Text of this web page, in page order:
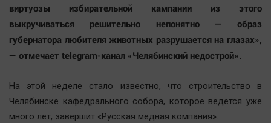
виртуозы избирательной кампании из этого
выкручиваться решительно непонятно — образ
губернатора любителя животных разрушается на глазах»,
— отмечает telegram-канал «Челябинский недострой».
На этой неделе стало известно, что строительство в
Челябинске кафедрального собора, которое ведется уже
много лет, завершит «Русская медная компания».